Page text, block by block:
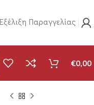
Εξέλιξη Παραγγελίας
€0,00